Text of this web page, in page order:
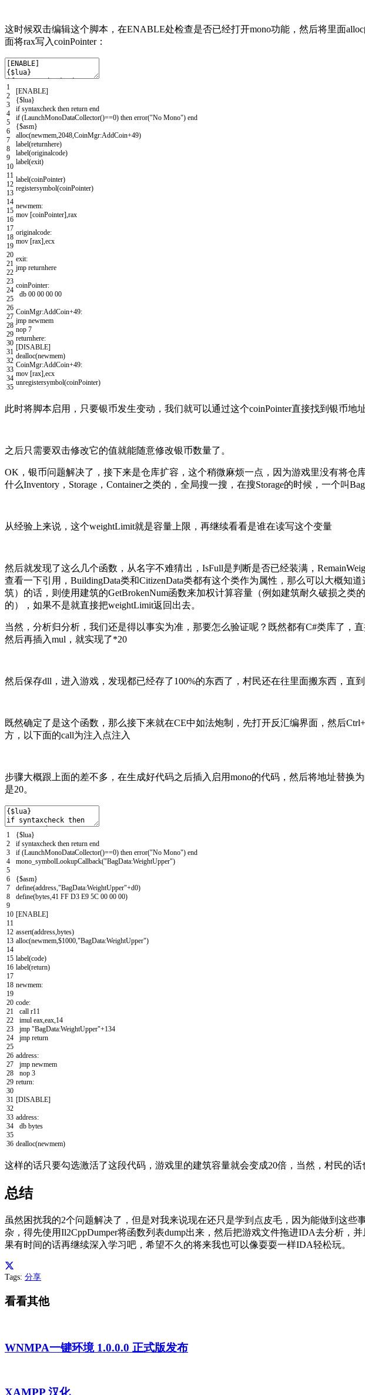
这时候双击编辑这个脚本，在ENABLE处检查是否已经打开mono功能，然后将里面
面将rax写入coinPointer：
1
2
3
4
5
6
7
8
9
10
11
12
13
14
15
16
17
18
19
20
21
22
23
24
25
26
27
28
29
30
31
32
33
34
35
[ENABLE]
{$lua}
if syntaxcheck then return end
if (LaunchMonoDataCollector()==0) then error("No Mono") end
{$asm}
alloc(newmem,2048,CoinMgr:AddCoin+49)
label(returnhere)
label(originalcode)
label(exit)
label(coinPointer)
registersymbol(coinPointer)
newmem:
mov [coinPointer],rax
originalcode:
mov [rax],ecx
exit:
jmp returnhere
coinPointer:
db 00 00 00 00
CoinMgr:AddCoin+49:
jmp newmem
nop 7
returnhere:
[DISABLE]
dealloc(newmem)
CoinMgr:AddCoin+49:
mov [rax],ecx
unregistersymbol(coinPointer)
此时将脚本启用，只要银币发生变动，我们就可以通过这个coinPointer直接找到银币地
之后只需要双击修改它的值就能随意修改银币数量了。
OK，银币问题解决了，接下来是仓库扩容，这个稍微麻烦一点，因为游戏里没有将
什么Inventory，Storage，Container之类的，全局搜一搜，在搜Storage的时候，一个叫
从经验上来说，这个weightLimit就是容量上限，再继续看看是谁在读写这个变量
然后就发现了这么几个函数，从名字不难猜出，IsFull是判断是否已经装满，
查看一下引用，BuildingData类和CitizenData类都有这个类作为属性，那么可以大概
筑）的话，则使用建筑的GetBrokenNum函数来加权计算容量（例如建筑耐久破损之
的），如果不是就直接把weightLimit返回出去。
当然，分析归分析，我们还是得以事实为准，那要怎么验证呢？既然都有C#类库了，
然后再插入mul，就实现了*20
然后保存dll，进入游戏，发现都已经存了100%的东西了，村民还在往里面搬东西，直
既然确定了是这个函数，那么接下来就在CE中如法炮制，先打开反汇编界面，然后
方，以下面的call为注入点注入
步骤大概跟上面的差不多，在生成好代码之后插入启用mono的代码，然后将地址替换
是20。
1
2
3
4
5
6
7
8
9
10
11
12
13
14
15
16
17
18
19
20
21
22
23
24
25
26
27
28
29
30
31
32
33
34
35
36
{$lua}
if syntaxcheck then return end
if (LaunchMonoDataCollector()==0) then error("No Mono") end
mono_symbolLookupCallback("BagData:WeightUpper")
{$asm}
define(address,"BagData:WeightUpper"+d0)
define(bytes,41 FF D3 E9 5C 00 00 00)
[ENABLE]
assert(address,bytes)
alloc(newmem,$1000,"BagData:WeightUpper")
label(code)
label(return)
newmem:
code:
call r11
imul eax,eax,14
jmp "BagData:WeightUpper"+134
jmp return
address:
jmp newmem
nop 3
return:
[DISABLE]
address:
db bytes
dealloc(newmem)
这样的话只要勾选激活了这段代码，游戏里的建筑容量就会变成20倍，当然，村民的话
总结
虽然困扰我的2个问题解决了，但是对我来说现在还只是学到点皮毛，因为能做到这
杂，得先使用Il2CppDumper将函数列表dump出来，然后把游戏文件拖进IDA去分析，
果有时间的话再继续深入学习吧，希望不久的将来我也可以像耍耍一样IDA轻松玩。
Tags: 分享
看看其他
WNMPA一键环境 1.0.0.0 正式版发布
XAMPP 汉化